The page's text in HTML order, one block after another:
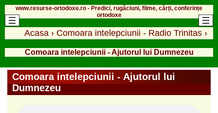
www.resurse-ortodoxe.ro - Predici, rugăciuni, filme, cărți, conferințe
ortodoxe
Acasa › Comoara intelepciunii - Radio Trinitas ›
Comoara intelepciunii - Ajutorul lui Dumnezeu
Comoara intelepciunii - Ajutorul lui
Dumnezeu